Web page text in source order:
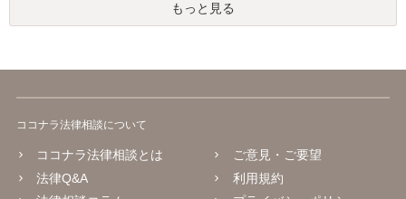
もっと見る
ココナラ法律相談について
ココナラ法律相談とは
法律Q&A
ご意見・ご要望
利用規約